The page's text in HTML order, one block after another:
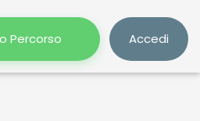
Percorso Accedi